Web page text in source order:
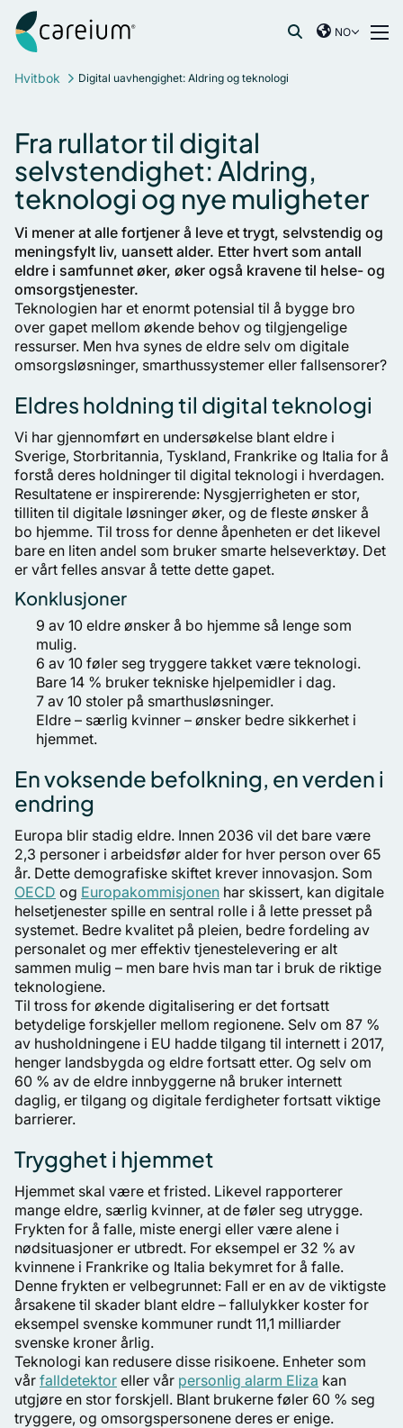
Hopp til innhold
Careium Norway
NO
France
Netherlands
Norway
Spain
Sweden
United Kingdom
Søk etter:
Hvitbok Digital uavhengighet: Aldring og teknologi
Fra rullator til digital
selvstendighet: Aldring,
teknologi og nye muligheter
Vi mener at alle fortjener å leve et trygt, selvstendig og
meningsfylt liv, uansett alder. Etter hvert som antall
eldre i samfunnet øker, øker også kravene til helse- og
omsorgstjenester.
Teknologien har et enormt potensial til å bygge bro
over gapet mellom økende behov og tilgjengelige
ressurser. Men hva synes de eldre selv om digitale
omsorgsløsninger, smarthussystemer eller fallsensorer?
Eldres holdning til digital teknologi
Vi har gjennomført en undersøkelse blant eldre i
Sverige, Storbritannia, Tyskland, Frankrike og Italia for å
forstå deres holdninger til digital teknologi i hverdagen.
Resultatene er inspirerende: Nysgjerrigheten er stor,
tilliten til digitale løsninger øker, og de fleste ønsker å
bo hjemme. Til tross for denne åpenheten er det likevel
bare en liten andel som bruker smarte helseverktøy. Det
er vårt felles ansvar å tette dette gapet.
Konklusjoner
9 av 10 eldre ønsker å bo hjemme så lenge som
mulig.
6 av 10 føler seg tryggere takket være teknologi.
Bare 14 % bruker tekniske hjelpemidler i dag.
7 av 10 stoler på smarthusløsninger.
Eldre – særlig kvinner – ønsker bedre sikkerhet i
hjemmet.
En voksende befolkning, en verden i
endring
Europa blir stadig eldre. Innen 2036 vil det bare være
2,3 personer i arbeidsfør alder for hver person over 65
år. Dette demografiske skiftet krever innovasjon. Som
OECD og Europakommisjonen har skissert, kan digitale
helsetjenester spille en sentral rolle i å lette presset på
systemet. Bedre kvalitet på pleien, bedre fordeling av
personalet og mer effektiv tjenestelevering er alt
sammen mulig – men bare hvis man tar i bruk de riktige
teknologiene.
Til tross for økende digitalisering er det fortsatt
betydelige forskjeller mellom regionene. Selv om 87 %
av husholdningene i EU hadde tilgang til internett i 2017,
henger landsbygda og eldre fortsatt etter. Og selv om
60 % av de eldre innbyggerne nå bruker internett
daglig, er tilgang og digitale ferdigheter fortsatt viktige
barrierer.
Trygghet i hjemmet
Hjemmet skal være et fristed. Likevel rapporterer
mange eldre, særlig kvinner, at de føler seg utrygge.
Frykten for å falle, miste energi eller være alene i
nødsituasjoner er utbredt. For eksempel er 32 % av
kvinnene i Frankrike og Italia bekymret for å falle.
Denne frykten er velbegrunnet: Fall er en av de viktigste
årsakene til skader blant eldre – fallulykker koster for
eksempel svenske kommuner rundt 11,1 milliarder
svenske kroner årlig.
Teknologi kan redusere disse risikoene. Enheter som
vår falldetektor eller vår personlig alarm Eliza kan
utgjøre en stor forskjell. Blant brukerne føler 60 % seg
tryggere, og omsorgspersonene deres er enige.